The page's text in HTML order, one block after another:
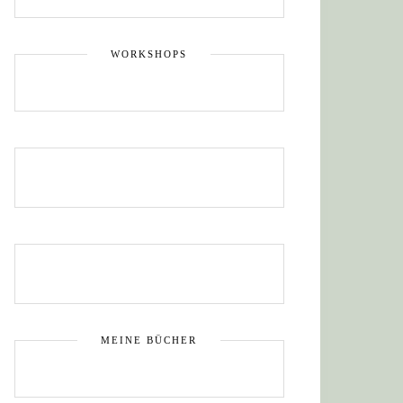
WORKSHOPS
MEINE BÜCHER